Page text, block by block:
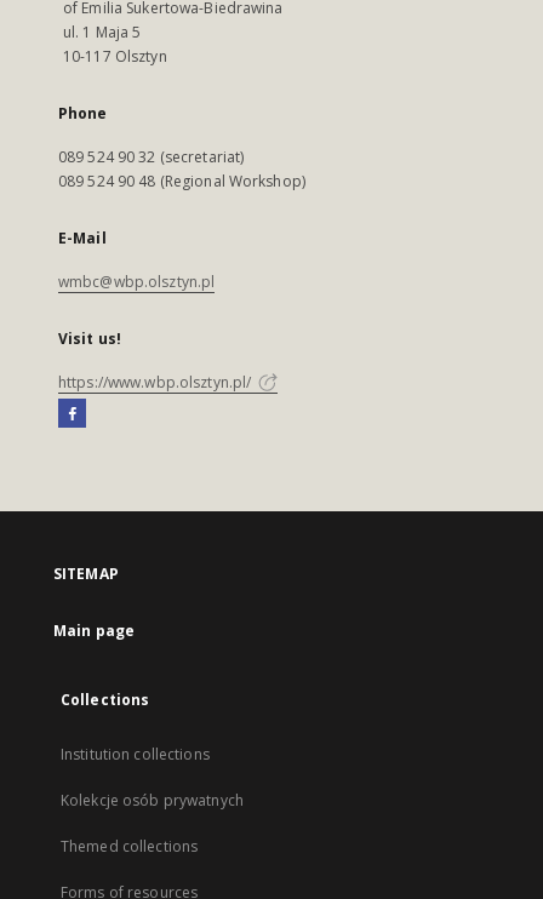
of Emilia Sukertowa-Biedrawina
ul. 1 Maja 5
10-117 Olsztyn
Phone
089 524 90 32 (secretariat)
089 524 90 48 (Regional Workshop)
E-Mail
wmbc@wbp.olsztyn.pl
Visit us!
https://www.wbp.olsztyn.pl/
SITEMAP
Main page
Collections
Institution collections
Kolekcje osób prywatnych
Themed collections
Forms of resources